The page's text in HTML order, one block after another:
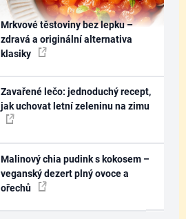
Mrkvové těstoviny bez lepku –
zdravá a originální alternativa
klasiky
Zavařené lečo: jednoduchý recept,
jak uchovat letní zeleninu na zimu
Malinový chia pudink s kokosem –
veganský dezert plný ovoce a
ořechů